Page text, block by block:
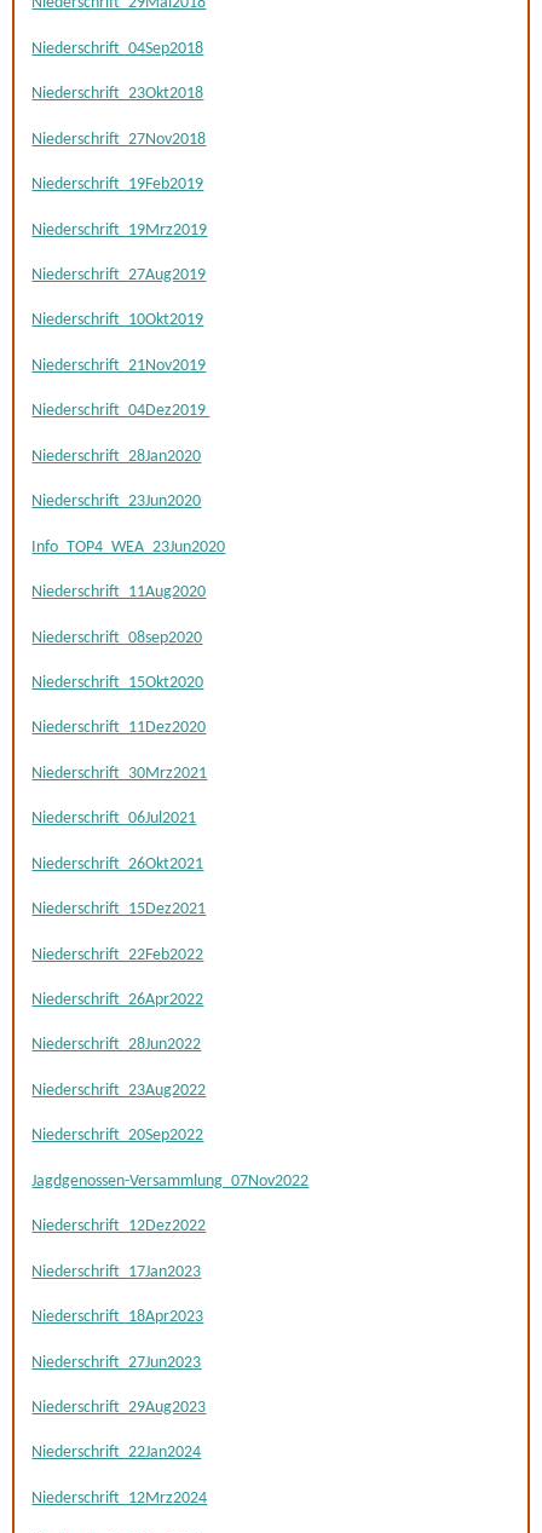
Niederschrift_04Sep2018
Niederschrift_23Okt2018
Niederschrift_27Nov2018
Niederschrift_19Feb2019
Niederschrift_19Mrz2019
Niederschrift_27Aug2019
Niederschrift_10Okt2019
Niederschrift_21Nov2019
Niederschrift_04Dez2019
Niederschrift_28Jan2020
Niederschrift_23Jun2020
Info_TOP4_WEA_23Jun2020
Niederschrift_11Aug2020
Niederschrift_08sep2020
Niederschrift_15Okt2020
Niederschrift_11Dez2020
Niederschrift_30Mrz2021
Niederschrift_06Jul2021
Niederschrift_26Okt2021
Niederschrift_15Dez2021
Niederschrift_22Feb2022
Niederschrift_26Apr2022
Niederschrift_28Jun2022
Niederschrift_23Aug2022
Niederschrift_20Sep2022
Jagdgenossen-Versammlung_07Nov2022
Niederschrift_12Dez2022
Niederschrift_17Jan2023
Niederschrift_18Apr2023
Niederschrift_27Jun2023
Niederschrift_29Aug2023
Niederschrift_22Jan2024
Niederschrift_12Mrz2024